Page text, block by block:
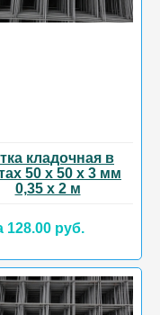
кладочная в
50 х 50 х 3 мм
0,35 х 2 м
128.00 руб.